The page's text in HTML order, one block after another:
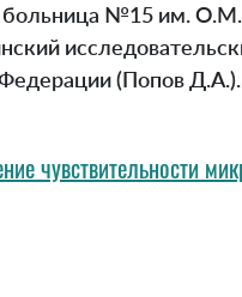
больница №15 им.
(Попов Д.А.).
чувствительности